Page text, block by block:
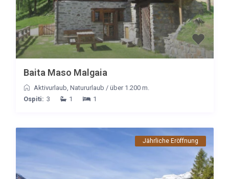
Baita Maso Malgaia
Aktivurlaub, Natururlaub / über 1.200 m.
Ospiti: 3 1 1
Jährliche Eröffnung